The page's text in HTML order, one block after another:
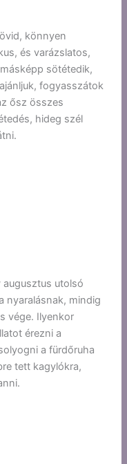
könnyen
és varázslatos,
sötétedik,
fogyasszátok
ősz összes
hideg szél
utolsó
nyaralásnak, mindig
vége. Ilyenkor
érezni a
a fürdőruha
tett kagylókra,